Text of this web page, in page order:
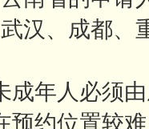
汉、成都、
成年人必须
预约位置较